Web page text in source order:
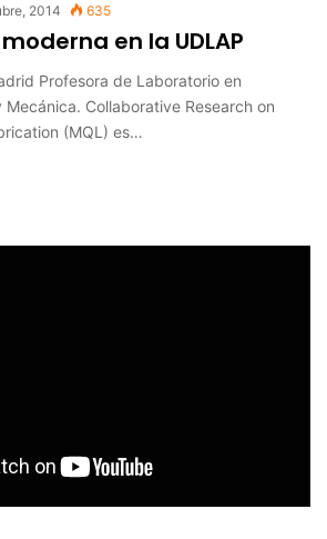
2014 635
en la UDLAP
Profesora de Laboratorio en
Collaborative Research on
(MQL) es…